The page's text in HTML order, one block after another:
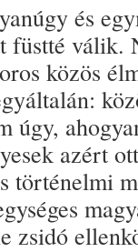
és
füstté válik.
közös
úgy,
azért
történelmi
zsidó